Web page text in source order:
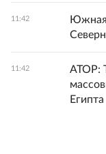
11:42
Южная
11:42
АТОР:
Египта